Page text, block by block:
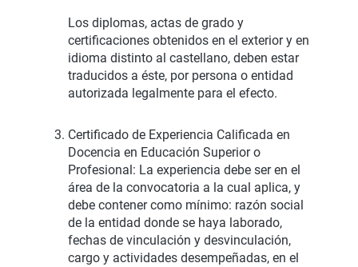
Los diplomas, actas de grado y
certificaciones obtenidos en el exterior y en
idioma distinto al castellano, deben estar
traducidos a éste, por persona o entidad
autorizada legalmente para el efecto.
Certificado de Experiencia Calificada en
Docencia en Educación Superior o
Profesional: La experiencia debe ser en el
área de la convocatoria a la cual aplica, y
debe contener como mínimo: razón social
de la entidad donde se haya laborado,
fechas de vinculación y desvinculación,
cargo y actividades desempeñadas, en el